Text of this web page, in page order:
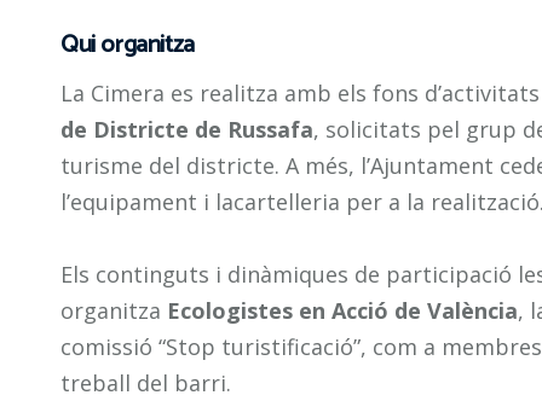
Qui organitza
La Cimera es realitza amb els fons
de Districte de Russafa, solicitats pel grup
turisme del districte. A més, l’Ajuntament
l’equipament i lacartelleria per a la
Els continguts i dinàmiques de participació
organitza Ecologistes en Acció de València,
comissió “Stop turistificació”, com a
treball del barri.